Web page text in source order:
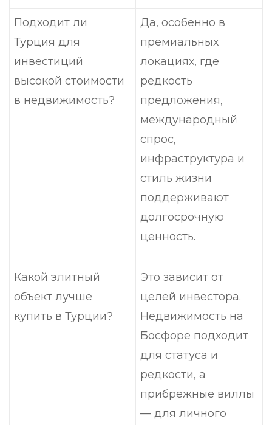
Подходит ли
Турция для
инвестиций
высокой стоимости
в недвижимость?
Да, особенно в
премиальных
локациях, где
редкость
предложения,
международный
спрос,
инфраструктура и
стиль жизни
поддерживают
долгосрочную
ценность.
Какой элитный
объект лучше
купить в Турции?
Это зависит от
целей инвестора.
Недвижимость на
Босфоре подходит
для статуса и
редкости, а
прибрежные виллы
— для личного